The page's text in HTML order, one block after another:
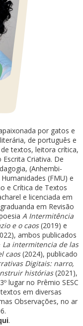
por gatos e
de português e
textos, leitora crítica,
Criativa. De
(Anhembi-
(FMU) e
e Crítica de Textos
e licenciada em
em Revisão
A Intermitência
e o caos(2019) e
ambos publicados
La intermitencia de las
caos(2024), publicado
Digitais: narro,
histórias(2021),
lugar no Prêmio SESC
em diversas
Observações, no ar
.